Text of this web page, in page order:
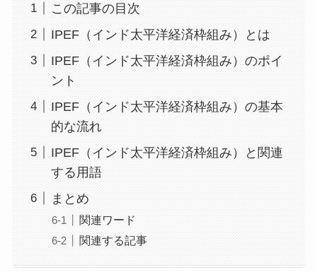
この記事の目次
IPEF（インド太平洋経済枠組み）とは
IPEF（インド太平洋経済枠組み）のポイ
ント
IPEF（インド太平洋経済枠組み）の基本
的な流れ
IPEF（インド太平洋経済枠組み）と関連
する用語
まとめ
関連ワード
関連する記事